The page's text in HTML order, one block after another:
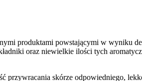
produktami powstającymi w wyniku
oraz niewielkie ilości tych
przywracania skórze odpowiedniego,